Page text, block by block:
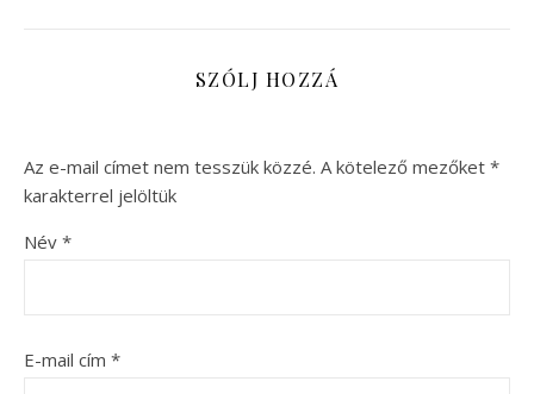
SZÓLJ HOZZÁ
Az e-mail címet nem tesszük közzé. A kötelező mezőket *
karakterrel jelöltük
Név *
E-mail cím *